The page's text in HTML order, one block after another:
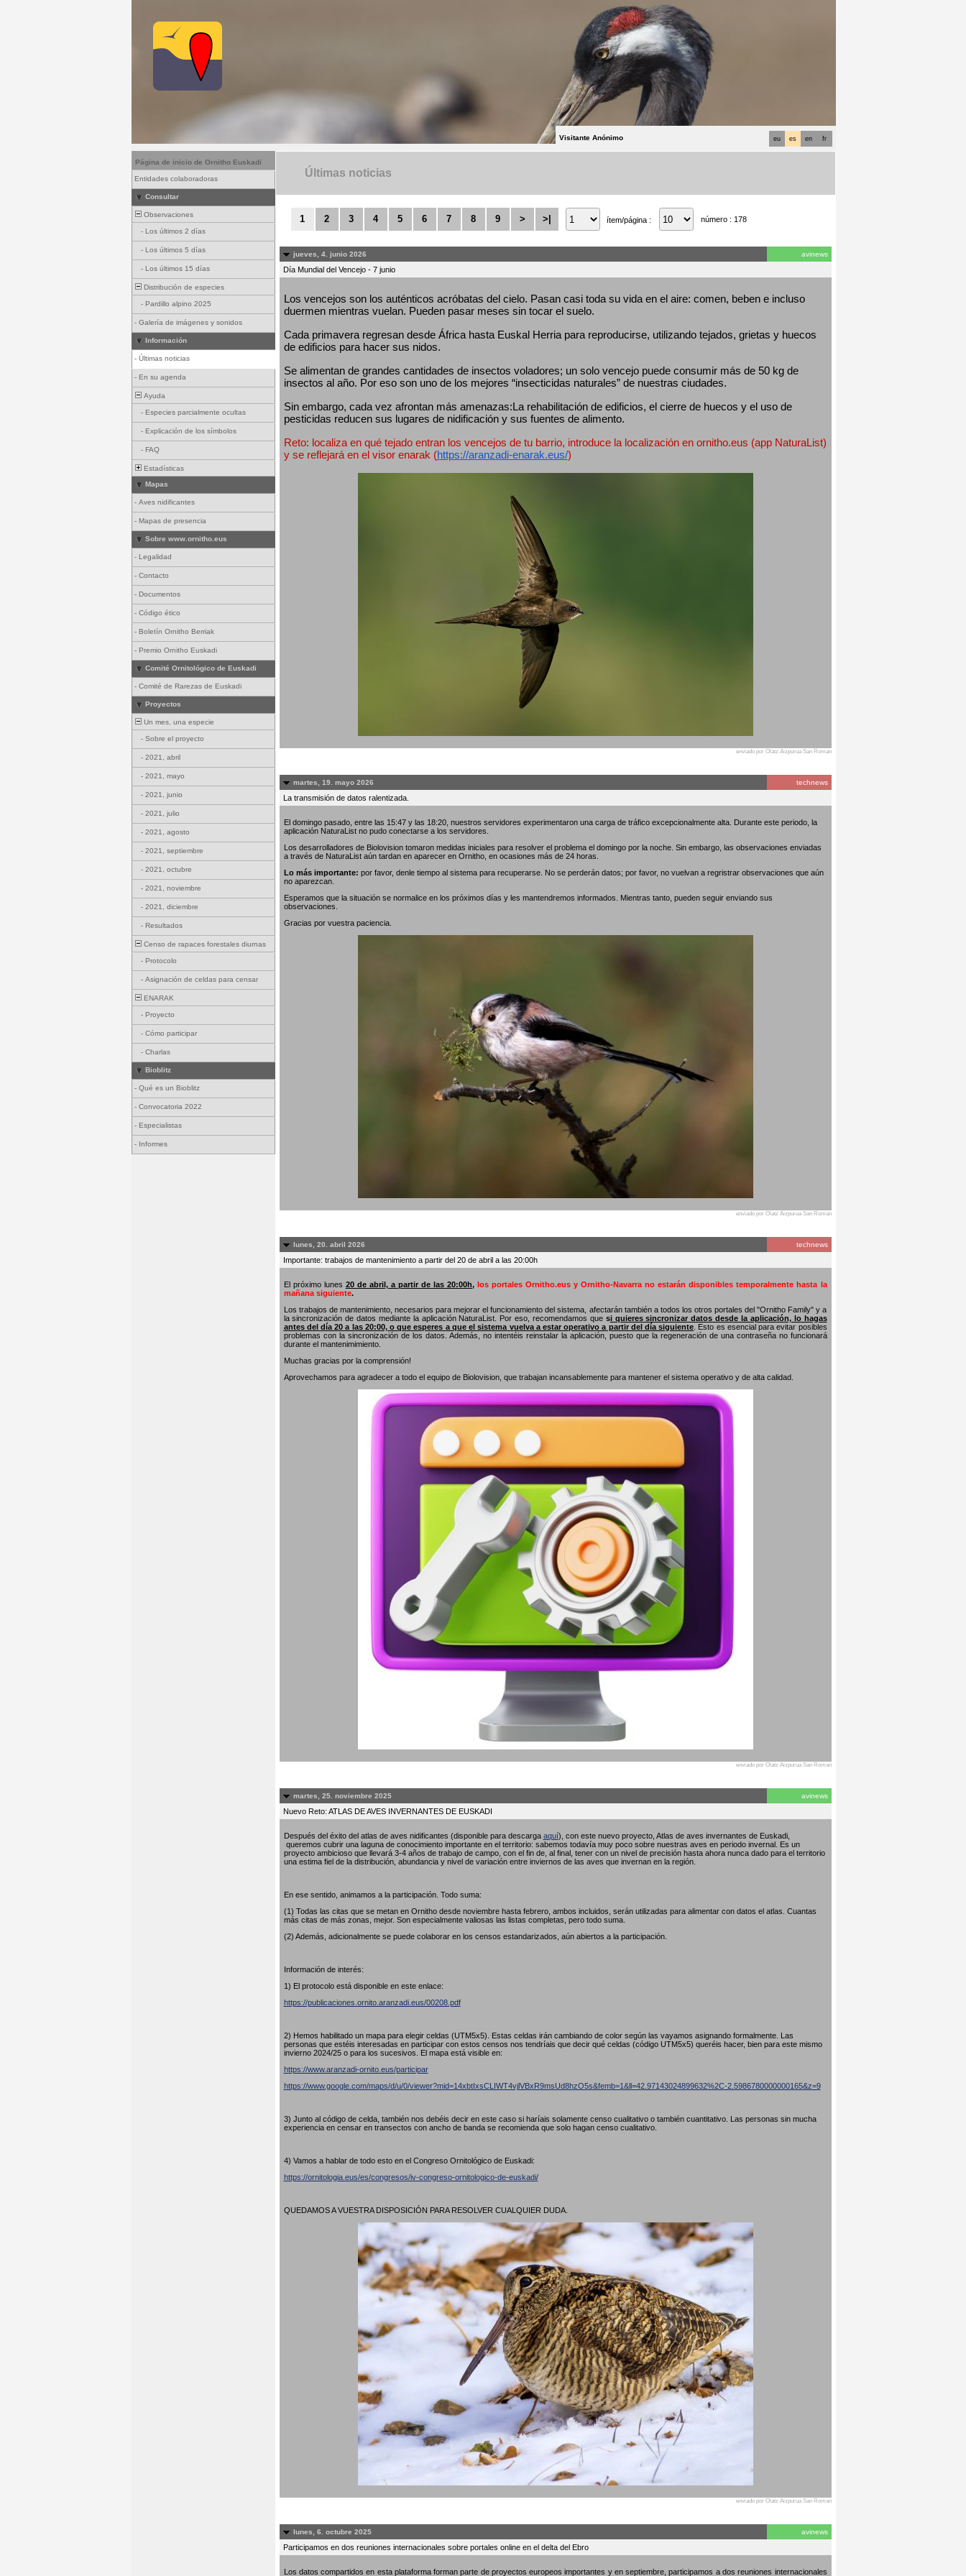
fr
en
es
eu
Visitante Anónimo
Página de inicio de Ornitho Euskadi
Entidades colaboradoras
Consultar
Observaciones
- Los últimos 2 días
- Los últimos 5 días
- Los últimos 15 días
Distribución de especies
- Pardillo alpino 2025
- Galería de imágenes y sonidos
Información
- Últimas noticias
- En su agenda
Ayuda
- Especies parcialmente ocultas
- Explicación de los símbolos
- FAQ
Estadísticas
Mapas
- Aves nidificantes
- Mapas de presencia
Sobre www.ornitho.eus
- Legalidad
- Contacto
- Documentos
- Código ético
- Boletín Ornitho Berriak
- Premio Ornitho Euskadi
Comité Ornitológico de Euskadi
- Comité de Rarezas de Euskadi
Proyectos
Un mes, una especie
- Sobre el proyecto
- 2021, abril
- 2021, mayo
- 2021, junio
- 2021, julio
- 2021, agosto
- 2021, septiembre
- 2021, octubre
- 2021, noviembre
- 2021, diciembre
- Resultados
Censo de rapaces forestales diurnas
- Protocolo
- Asignación de celdas para censar
ENARAK
- Proyecto
- Cómo participar
- Charlas
Bioblitz
- Qué es un Bioblitz
- Convocatoria 2022
- Especialistas
- Informes
Últimas noticias
1 2 3 4 5 6 7 8 9 > >| ítem/página : número : 178
jueves, 4. junio 2026 avinews
Día Mundial del Vencejo - 7 junio
Los vencejos son los auténticos acróbatas del cielo. Pasan casi toda su vida en el aire: comen, beben e incluso
duermen mientras vuelan. Pueden pasar meses sin tocar el suelo.
Cada primavera regresan desde África hasta Euskal Herria para reproducirse, utilizando tejados, grietas y huecos
de edificios para hacer sus nidos.
Se alimentan de grandes cantidades de insectos voladores; un solo vencejo puede consumir más de 50 kg de
insectos al año. Por eso son uno de los mejores “insecticidas naturales” de nuestras ciudades.
Sin embargo, cada vez afrontan más amenazas:La rehabilitación de edificios, el cierre de huecos y el uso de
pesticidas reducen sus lugares de nidificación y sus fuentes de alimento.
Reto: localiza en qué tejado entran los vencejos de tu barrio, introduce la localización en ornitho.eus (app NaturaList)
y se reflejará en el visor enarak (https://aranzadi-enarak.eus/)
enviado por Olatz Aizpurua San Roman
martes, 19. mayo 2026 technews
La transmisión de datos ralentizada.
El domingo pasado, entre las 15:47 y las 18:20, nuestros servidores experimentaron una carga de tráfico excepcionalmente alta. Durante este periodo, la
aplicación NaturaList no pudo conectarse a los servidores.
Los desarrolladores de Biolovision tomaron medidas iniciales para resolver el problema el domingo por la noche. Sin embargo, las observaciones enviadas
a través de NaturaList aún tardan en aparecer en Ornitho, en ocasiones más de 24 horas.
Lo más importante: por favor, denle tiempo al sistema para recuperarse. No se perderán datos; por favor, no vuelvan a regristrar observaciones que aún
no aparezcan.
Esperamos que la situación se normalice en los próximos días y les mantendremos informados. Mientras tanto, pueden seguir enviando sus
observaciones.
Gracias por vuestra paciencia.
enviado por Olatz Aizpurua San Roman
lunes, 20. abril 2026 technews
Importante: trabajos de mantenimiento a partir del 20 de abril a las 20:00h
El próximo lunes 20 de abril, a partir de las 20:00h,los portales Ornitho.eus y Ornitho-Navarra no estarán disponibles temporalmente hasta la
mañana siguiente.
Los trabajos de mantenimiento, necesarios para mejorar el funcionamiento del sistema, afectarán también a todos los otros portales del "Ornitho Family" y a
la sincronización de datos mediante la aplicación NaturaList. Por eso, recomendamos que si quieres sincronizar datos desde la aplicación, lo hagas
antes del día 20 a las 20:00, o que esperes a que el sistema vuelva a estar operativo a partir del día siguiente . Esto es esencial para evitar posibles
problemas con la sincronización de los datos. Además, no intentéis reinstalar la aplicación, puesto que la regeneración de una contraseña no funcionará
durante el mantenimimiento.
Muchas gracias por la comprensión!
Aprovechamos para agradecer a todo el equipo de Biolovision, que trabajan incansablemente para mantener el sistema operativo y de alta calidad.
enviado por Olatz Aizpurua San Roman
martes, 25. noviembre 2025 avinews
Nuevo Reto: ATLAS DE AVES INVERNANTES DE EUSKADI
Después del éxito del atlas de aves nidificantes (disponible para descarga aquí), con este nuevo proyecto, Atlas de aves invernantes de Euskadi,
queremos cubrir una laguna de conocimiento importante en el territorio: sabemos todavía muy poco sobre nuestras aves en periodo invernal. Es un
proyecto ambicioso que llevará 3-4 años de trabajo de campo, con el fin de, al final, tener con un nivel de precisión hasta ahora nunca dado para el territorio
una estima fiel de la distribución, abundancia y nivel de variación entre inviernos de las aves que invernan en la región.
En ese sentido, animamos a la participación. Todo suma:
(1) Todas las citas que se metan en Ornitho desde noviembre hasta febrero, ambos incluidos, serán utilizadas para alimentar con datos el atlas. Cuantas
más citas de más zonas, mejor. Son especialmente valiosas las listas completas, pero todo suma.
(2) Además, adicionalmente se puede colaborar en los censos estandarizados, aún abiertos a la participación.
Información de interés:
1) El protocolo está disponible en este enlace:
https://publicaciones.ornito.aranzadi.eus/00208.pdf
2) Hemos habilitado un mapa para elegir celdas (UTM5x5). Estas celdas irán cambiando de color según las vayamos asignando formalmente. Las
personas que estéis interesadas en participar con estos censos nos tendríais que decir qué celdas (código UTM5x5) queréis hacer, bien para este mismo
invierno 2024/25 o para los sucesivos. El mapa está visible en:
https://www.aranzadi-ornito.eus/participar
https://www.google.com/maps/d/u/0/viewer?mid=14xbtIxsCLIWT4vjlVBxR9msUd8hzO5s&femb=1&ll=42.97143024899632%2C-2.5986780000000165&z=9
3) Junto al código de celda, también nos debéis decir en este caso si haríais solamente censo cualitativo o también cuantitativo. Las personas sin mucha
experiencia en censar en transectos con ancho de banda se recomienda que solo hagan censo cualitativo.
4) Vamos a hablar de todo esto en el Congreso Ornitológico de Euskadi:
https://ornitologia.eus/es/congresos/iv-congreso-ornitologico-de-euskadi/
QUEDAMOS A VUESTRA DISPOSICIÓN PARA RESOLVER CUALQUIER DUDA.
enviado por Olatz Aizpurua San Roman
lunes, 6. octubre 2025 avinews
Participamos en dos reuniones internacionales sobre portales online en el delta del Ebro
Los datos compartidos en esta plataforma forman parte de proyectos europeos importantes y en septiembre, participamos a dos reuniones internacionales